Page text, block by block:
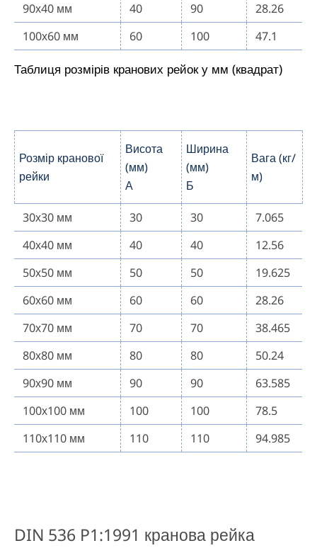
90х40 мм
40 90
28.26
100х60 мм
60 100 47.1
Таблиця розмірів кранових рейок у мм (квадрат)
Розмір кранової
рейки
Висота
(мм)
А
Ширина
(мм)
Б
Вага (кг/
м)
30х30 мм 30 30
7.065
40х40 мм
40 40
12.56
50х50 мм
50 50
19.625
60х60 мм
60 60
28.26
70х70 мм
70 70
38.465
80х80 мм
80 80
50.24
90х90 мм
90 90
63.585
100х100 мм
100 100
78.5
110х110 мм
110 110 94.985
DIN 536 P1:1991 кранова рейка